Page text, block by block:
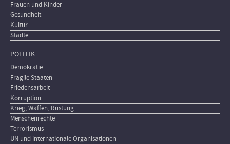
Frauen und Kinder
Gesundheit
Kultur
Städte
POLITIK
Demokratie
Fragile Staaten
Friedensarbeit
Korruption
Krieg, Waffen, Rüstung
Menschenrechte
Terrorismus
UN und internationale Organisationen